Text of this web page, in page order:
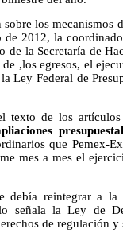
los mecanismos
de 2012, la
de la Secretaría de
,los egresos, el
Ley Federal de
texto de los
que Pemex-
mes a mes el
reintegrar a la
señala la Ley de
de regulación